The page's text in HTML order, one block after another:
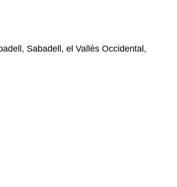
Sabadell, el Vallès Occidental,